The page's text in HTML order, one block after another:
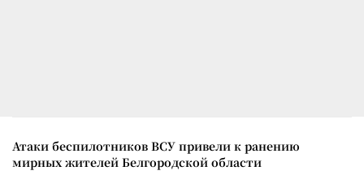
Атаки беспилотников ВСУ привели к ранению
мирных жителей Белгородской области